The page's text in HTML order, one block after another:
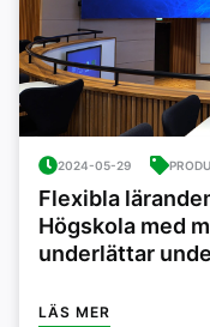
2024-05-29
Flexibla
Högskola med
underlättar
LÄS MER